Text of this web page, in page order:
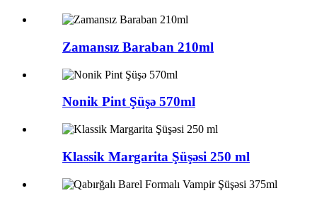
Zamansız Baraban 210ml
Nonik Pint Şüşə 570ml
Klassik Margarita Şüşəsi 250 ml